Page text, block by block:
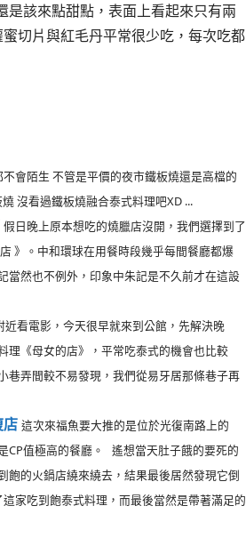
是該來點甜點，表面上看起來只有兩
切片與紅毛丹平常很少吃，每次吃都
會陌生 不管是平價的夜市鐵板燒還是高檔的
沒看過鐵板燒融合泰式料理吧XD ...
假日晚上原本想吃的燒臘店沒開，我們選擇到了
》。中和環球在用餐時段幾乎每間餐廳都爆
當然也不例外，印象中朱記是不久前才在這設
近看電影，今天很早就來到公館，先解決晚
理《母女的店》，平常吃泰式的機會也比較
巷弄間較不易發現，我們從易牙居那條巷子再
店 這次來福魚要大推的是位於光復南路上的
CP值極高的餐廳。 遙想當天肚子餓的要死的
飽的火鍋店繞來繞去，結果最後居然發現它倒
家吃到飽泰式料理，而最後當然是帶著滿足的